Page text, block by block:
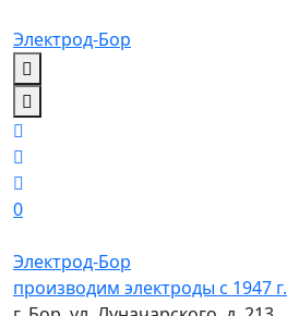
Электрод-Бор
0
Электрод-Бор
производим электроды с 1947 г.